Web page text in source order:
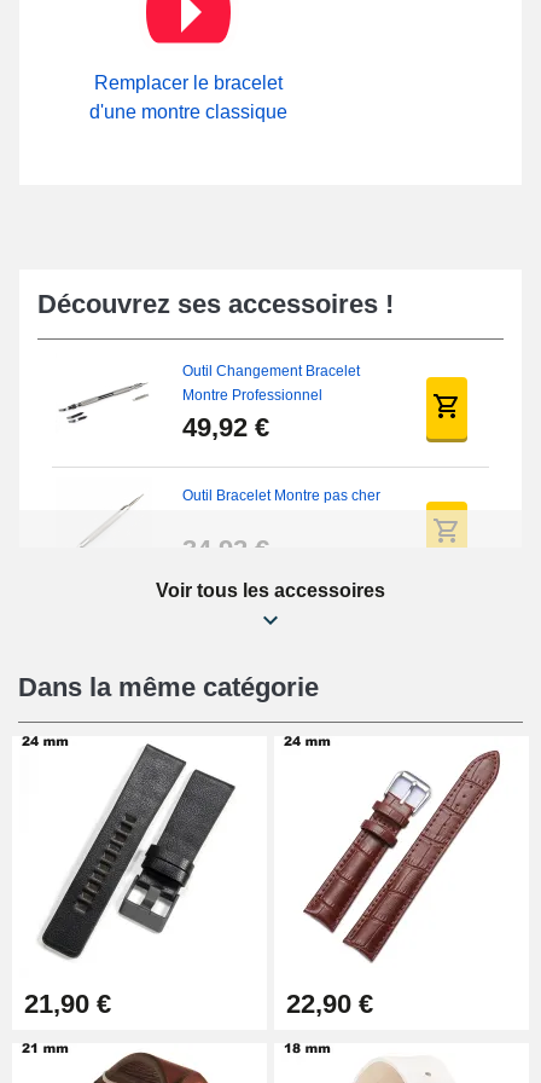
Bracelet Montre
sur notre boutique.
Remplacer le bracelet
d'une montre classique
Découvrez ses accessoires !
Outil Changement Bracelet
Montre Professionnel
49,92 €
Outil Bracelet Montre pas cher
34,92 €
Kit Réparation Montre Débutant
16,90 €
Pied à Coulisse Numérique
9,90 €
Pince à Poinçonner (pince trou)
Pince Trou pour Bracelet de
Voir tous les accessoires
Dans la même catégorie
21,90 € 22,90 €